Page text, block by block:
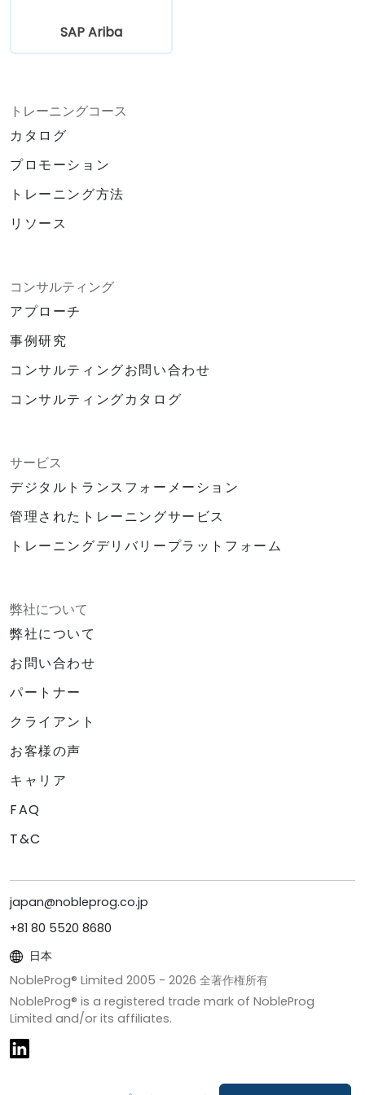
SAP Ariba
トレーニングコース
カタログ
プロモーション
トレーニング方法
リソース
コンサルティング
アプローチ
事例研究
コンサルティングお問い合わせ
コンサルティングカタログ
サービス
デジタルトランスフォーメーション
管理されたトレーニングサービス
トレーニングデリバリープラットフォーム
弊社について
弊社について
お問い合わせ
パートナー
クライアント
お客様の声
キャリア
FAQ
T&C
japan@nobleprog.co.jp
+81 80 5520 8680
日本
NobleProg® Limited 2005 - 2026 全著作権所有
NobleProg® is a registered trade mark of NobleProg
Limited and/or its affiliates.